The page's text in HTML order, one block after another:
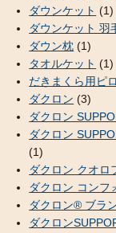
ダウンケット (1)
ダウンケット 羽
ダウン枕 (1)
タオルケット (1)
だきまくら用ピ
ダクロン (3)
ダクロン
ダクロン
(1)
ダクロン クオロ
ダクロン コンフ
ダクロン® ブラ
ダクロン